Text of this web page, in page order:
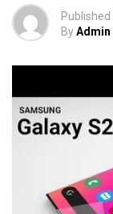
Published
ByAdmin